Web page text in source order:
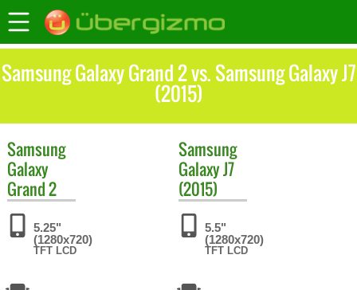
Samsung Galaxy Grand 2 vs. Samsung Galaxy J7
(2015)
Samsung
Galaxy
Grand 2
5.25"
(1280x720)
TFT LCD
Samsung
Galaxy J7
(2015)
5.5"
(1280x720)
TFT LCD